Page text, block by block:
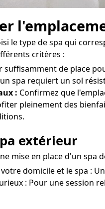
le type de spa qui
critères :
suffisamment de place
spa requiert un sol
: Confirmez que
pleinement des
extérieur
mise en place d'un spa
domicile et le spa :
: Pour une session